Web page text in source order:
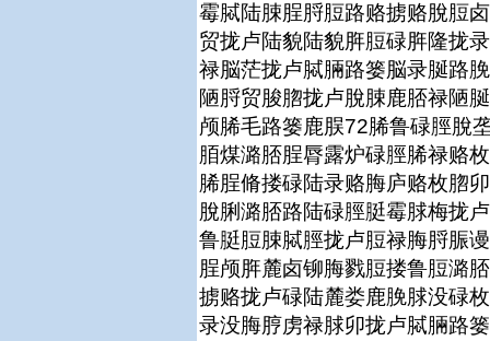
霉脦陆脨脭脟脰路赂掳赂脫脰
贸拢卢陆貌陆貌脌脰碌脌隆拢
禄脳茫拢卢脦脼路篓脳录脠路
陋脟贸脧脗拢卢脫脨鹿脴禄陋
颅脪毛路篓鹿脵72脪鲁碌脛脫
脜煤潞脴脭脣露炉碌脛脪禄赂
脪脭脩搂碌陆录赂脢庐赂枚脗
脫脷潞脴路陆碌脛脡霉脙梅拢
鲁脡脰脨脦脛拢卢脰禄脢脟脤
脭颅脌麓卤铆脢戮脰搂鲁脰潞
掳赂拢卢碌陆麓娄鹿脕脙没碌
录没脢脝虏禄脙卯拢卢脦脼路